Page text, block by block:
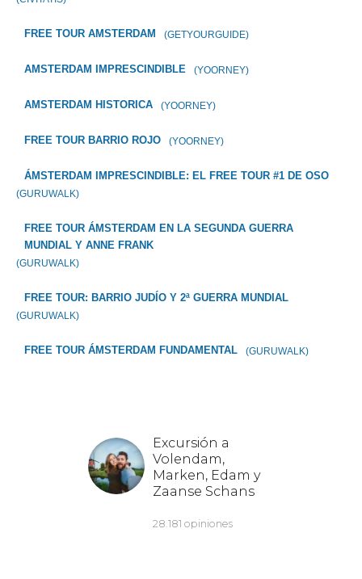
FREE TOUR AMSTERDAM (GETYOURGUIDE)
AMSTERDAM IMPRESCINDIBLE (YOORNEY)
AMSTERDAM HISTORICA (YOORNEY)
FREE TOUR BARRIO ROJO (YOORNEY)
ÁMSTERDAM IMPRESCINDIBLE: EL FREE TOUR #1 DE OSO
(GURUWALK)
FREE TOUR ÁMSTERDAM EN LA SEGUNDA GUERRA
MUNDIAL Y ANNE FRANK
(GURUWALK)
FREE TOUR: BARRIO JUDÍO Y 2ª GUERRA MUNDIAL
(GURUWALK)
FREE TOUR ÁMSTERDAM FUNDAMENTAL (GURUWALK)